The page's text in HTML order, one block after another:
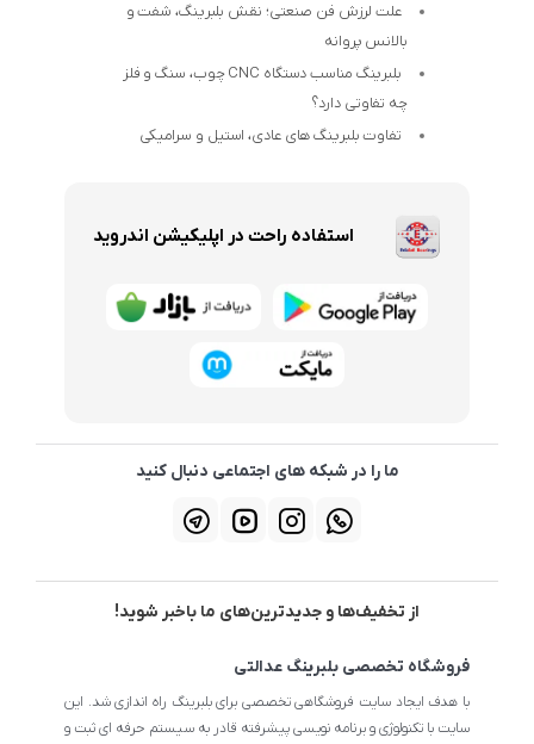
علت لرزش فن صنعتی؛ نقش بلبرینگ، شفت و
بالانس پروانه
بلبرینگ مناسب دستگاه CNC چوب، سنگ و فلز
چه تفاوتی دارد؟
تفاوت بلبرینگ های عادی، استیل و سرامیکی
استفاده راحت در اپلیکیشن اندروید
ما را در شبکه های اجتماعی دنبال کنید
از تخفیف‌ها و جدیدترین‌های ما باخبر شوید!
فروشگاه تخصصی بلبرینگ عدالتی
با هدف ایجاد سایت فروشگاهی تخصصی برای بلبرینگ راه اندازی شد. این
سایت با تکنولوژی و برنامه نویسی پیشرفته قادر به سیستم حرفه ای ثبت و